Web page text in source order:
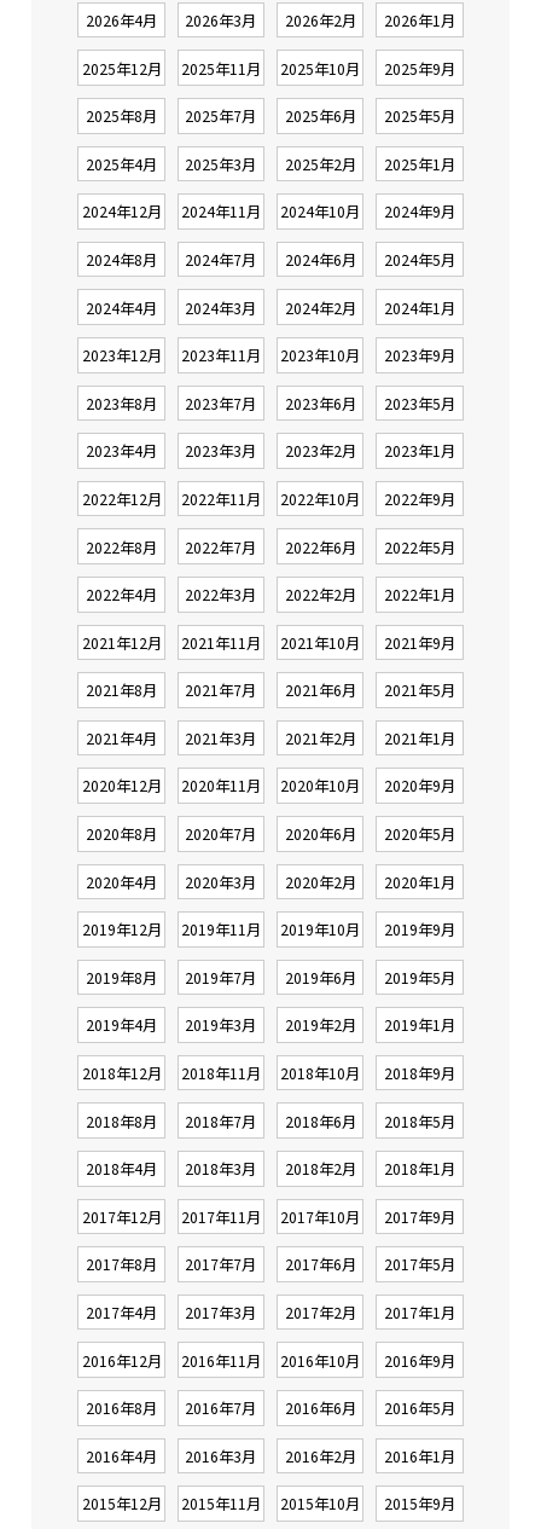
2026年4月 2026年3月 2026年2月 2026年1月
2025年12月 2025年11月 2025年10月 2025年9月
2025年8月 2025年7月 2025年6月 2025年5月
2025年4月 2025年3月 2025年2月 2025年1月
2024年12月 2024年11月 2024年10月 2024年9月
2024年8月 2024年7月 2024年6月 2024年5月
2024年4月 2024年3月 2024年2月 2024年1月
2023年12月 2023年11月 2023年10月 2023年9月
2023年8月 2023年7月 2023年6月 2023年5月
2023年4月 2023年3月 2023年2月 2023年1月
2022年12月 2022年11月 2022年10月 2022年9月
2022年8月 2022年7月 2022年6月 2022年5月
2022年4月 2022年3月 2022年2月 2022年1月
2021年12月 2021年11月 2021年10月 2021年9月
2021年8月 2021年7月 2021年6月 2021年5月
2021年4月 2021年3月 2021年2月 2021年1月
2020年12月 2020年11月 2020年10月 2020年9月
2020年8月 2020年7月 2020年6月 2020年5月
2020年4月 2020年3月 2020年2月 2020年1月
2019年12月 2019年11月 2019年10月 2019年9月
2019年8月 2019年7月 2019年6月 2019年5月
2019年4月 2019年3月 2019年2月 2019年1月
2018年12月 2018年11月 2018年10月 2018年9月
2018年8月 2018年7月 2018年6月 2018年5月
2018年4月 2018年3月 2018年2月 2018年1月
2017年12月 2017年11月 2017年10月 2017年9月
2017年8月 2017年7月 2017年6月 2017年5月
2017年4月 2017年3月 2017年2月 2017年1月
2016年12月 2016年11月 2016年10月 2016年9月
2016年8月 2016年7月 2016年6月 2016年5月
2016年4月 2016年3月 2016年2月 2016年1月
2015年12月 2015年11月 2015年10月 2015年9月